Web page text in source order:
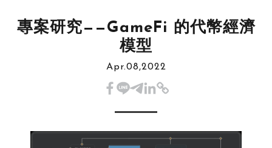
專案研究——GameFi 的代幣經濟
模型
Apr.08,2022